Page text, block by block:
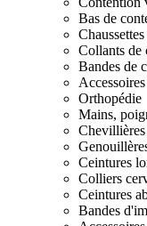
Bas de
Collants de
Bandes de
Orthopédie
Mains,
Chevillières
Ceintures
Colliers
Ceintures
Bandes